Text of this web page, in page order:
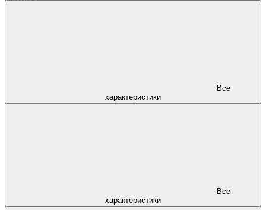
характеристики
характеристики